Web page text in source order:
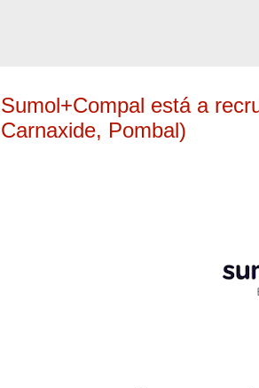
Sumol+Compal está a
Carnaxide, Pombal)